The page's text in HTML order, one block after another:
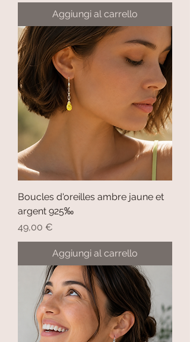
Aggiungi al carrello
Boucles d'oreilles ambre jaune et
argent 925‰
Prezzo
49,00 €
Aggiungi al carrello